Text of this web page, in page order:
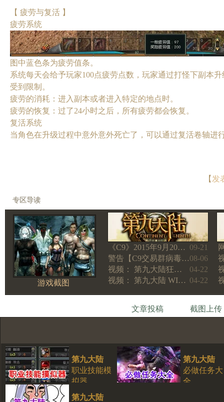
【 疲劳与复活 】
疲劳系统
图中蓝色条为疲劳值条。
系统每天会给予玩家100点疲劳点数，玩家通过打怪下副本
受到限制。
疲劳的消耗：进入副本或者进入特定的地点时。
疲劳的恢复：过了24小时之后，所有疲劳都会恢复。
复活系统
当角色在升级过程中意外意外死亡了，可以通过复活卷轴进
【 发
专区导读
游戏截图
09-21
《C9》2015年9月20…
08-06
警告【C9交易群病毒…
04-22
视频： 第九大陆狂…
04-22
视频： 第九大陆 WI…
文章投稿 截图上传
第九大陆
职业技能模
拟器
第九大陆
必做任务大
全
第九大陆